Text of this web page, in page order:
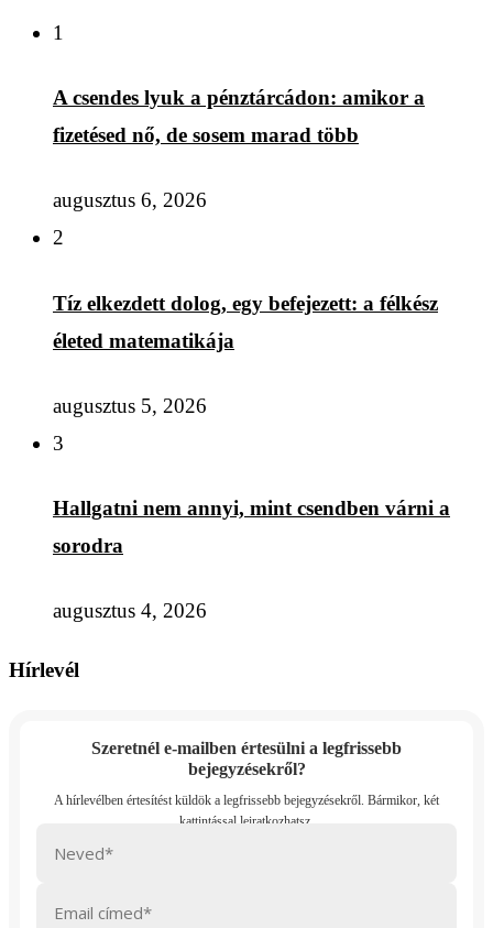
1
A csendes lyuk a pénztárcádon: amikor a
fizetésed nő, de sosem marad több
augusztus 6, 2026
2
Tíz elkezdett dolog, egy befejezett: a félkész
életed matematikája
augusztus 5, 2026
3
Hallgatni nem annyi, mint csendben várni a
sorodra
augusztus 4, 2026
Hírlevél
Szeretnél e-mailben értesülni a legfrissebb
bejegyzésekről?